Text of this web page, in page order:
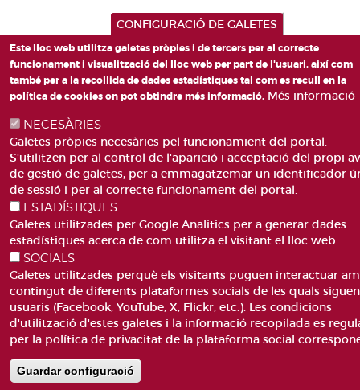
CONFIGURACIÓ DE GALETES
Este lloc web utilitza galetes pròpies i de tercers per al correcte
funcionament i visualització del lloc web per part de l'usuari, així com
també per a la recollida de dades estadístiques tal com es recull en la
política de cookies on pot obtindre més informació. Més informació
NECESÀRIES
Galetes pròpies necesàries pel funcionamient del portal.
S'utilitzen per al control de l'aparició i acceptació del propi
de gestió de galetes, per a emmagatzemar un identificador
de sessió i per al correcte funcionament del portal.
ESTADÍSTIQUES
Galetes utilitzades per Google Analitics per a generar dades
estadístiques acerca de com utilitza el visitant el lloc web.
SOCIALS
Galetes utilitzades perquè els visitants puguen interactuar
contingut de diferents plataformes socials de les quals siguen
usuaris (Facebook, YouTube, X, Flickr, etc.). Les condicions
d'utilització d'estes galetes i la informació recopilada es
per la política de privacitat de la plataforma social
Guardar configuració